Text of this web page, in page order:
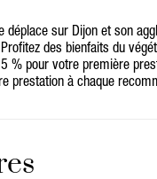
déplace sur Dijon et son
des bienfaits du
5 % pour votre
prestation à chaque